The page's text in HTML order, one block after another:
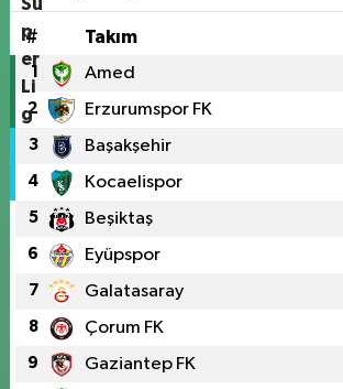
# Takım
1 Amed
2 Erzurumspor FK
3 Başakşehir
4 Kocaelispor
5 Beşiktaş
6 Eyüpspor
7 Galatasaray
8 Çorum FK
9 Gaziantep FK